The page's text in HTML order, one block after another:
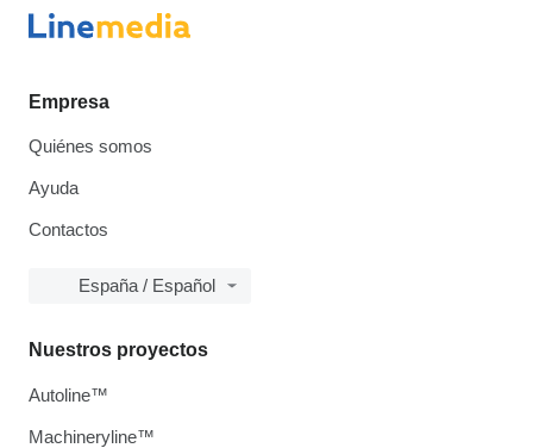
Empresa
Quiénes somos
Ayuda
Contactos
España / Español
Nuestros proyectos
Autoline™
Machineryline™